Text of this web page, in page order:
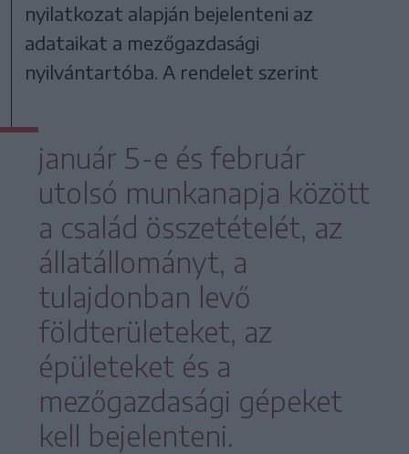
nyilatkozat alapján bejelenteni az
adataikat a mezőgazdasági
nyilvántartóba. A rendelet szerint
január 5-e és február
utolsó munkanapja között
a család összetételét, az
állatállományt, a
tulajdonban levő
földterületeket, az
épületeket és a
mezőgazdasági gépeket
kell bejelenteni.